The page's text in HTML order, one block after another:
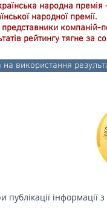
народна
народної премії.
рейтингу тягне за
на використання
інформації